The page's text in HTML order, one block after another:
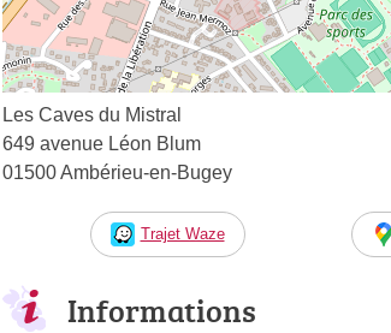
Les Caves du Mistral
649 avenue Léon Blum
01500 Ambérieu-en-Bugey
Trajet Waze
Informations